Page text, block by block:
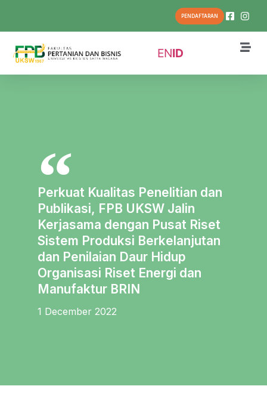
PENDAFTARAN
ENID
Perkuat Kualitas Penelitian dan
Publikasi, FPB UKSW Jalin
Kerjasama dengan Pusat Riset
Sistem Produksi Berkelanjutan
dan Penilaian Daur Hidup
Organisasi Riset Energi dan
Manufaktur BRIN
1 December 2022